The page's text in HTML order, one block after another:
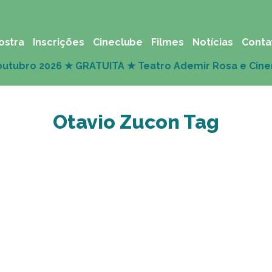
Inscrições Cineclube Filmes Notícias
Otavio Zucon Tag